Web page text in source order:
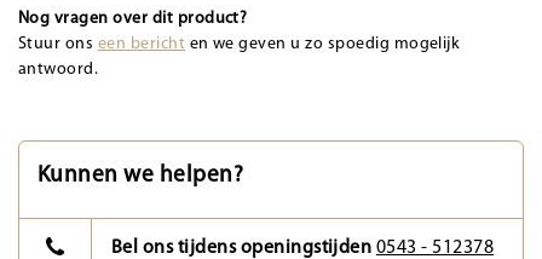
Nog vragen over dit product?
Stuur ons een bericht en we geven u zo spoedig mogelijk
antwoord.
Kunnen we helpen?
Bel ons tijdens openingstijden 0543 - 512378